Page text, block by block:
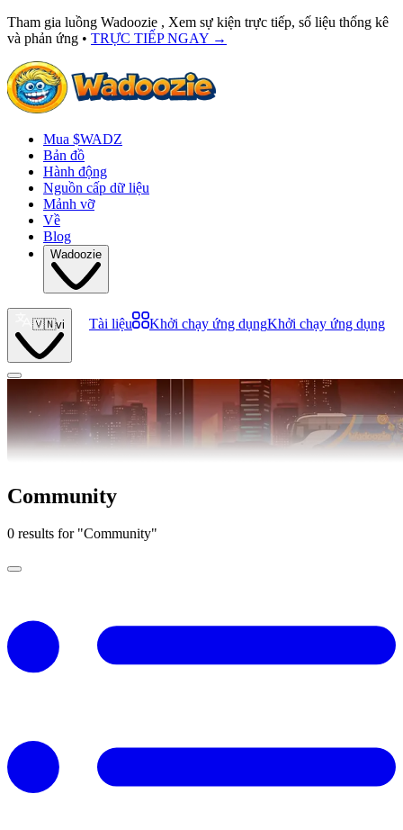
Tham gia luồng Wadoozie , Xem sự kiện trực tiếp, số liệu thống kê
và phản ứng • TRỰC TIẾP NGAY →
Mua $WADZ
Bản đồ
Hành động
Nguồn cấp dữ liệu
Mảnh vỡ
Về
Blog
Wadoozie
🇻🇳vi Tài liệu Khởi chạy ứng dụngKhởi chạy ứng dụng
Community
0 results for "Community"